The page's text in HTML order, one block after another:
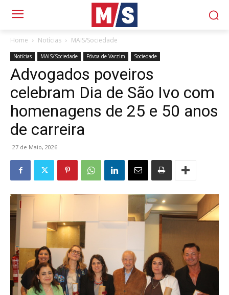
Home Notícias MAIS/Sociedade
Notícias MAIS/Sociedade Póvoa de Varzim Sociedade
Advogados poveiros
celebram Dia de São Ivo com
homenagens de 25 e 50 anos
de carreira
27 de Maio, 2026